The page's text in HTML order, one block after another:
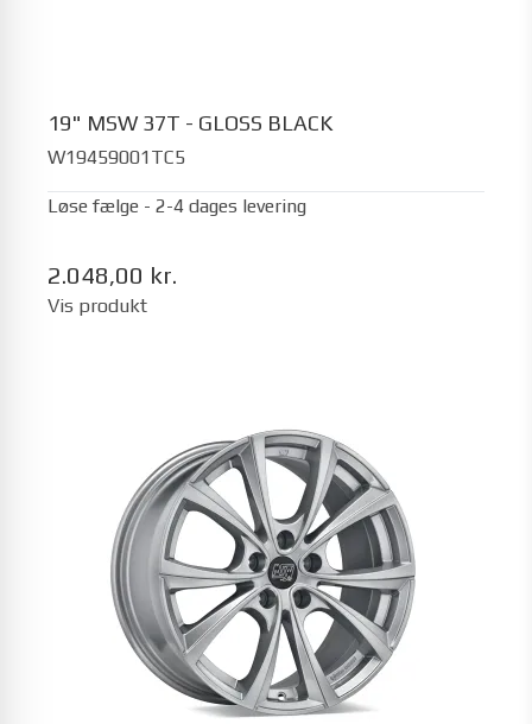
19" MSW 37T - GLOSS BLACK
W19459001TC5
Løse fælge - 2-4 dages levering
2.048,00 kr.
Vis produkt